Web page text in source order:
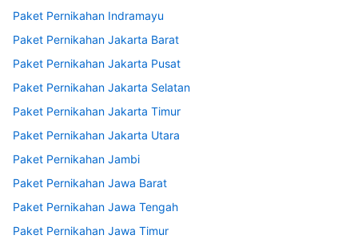
Paket Pernikahan Indramayu
Paket Pernikahan Jakarta Barat
Paket Pernikahan Jakarta Pusat
Paket Pernikahan Jakarta Selatan
Paket Pernikahan Jakarta Timur
Paket Pernikahan Jakarta Utara
Paket Pernikahan Jambi
Paket Pernikahan Jawa Barat
Paket Pernikahan Jawa Tengah
Paket Pernikahan Jawa Timur